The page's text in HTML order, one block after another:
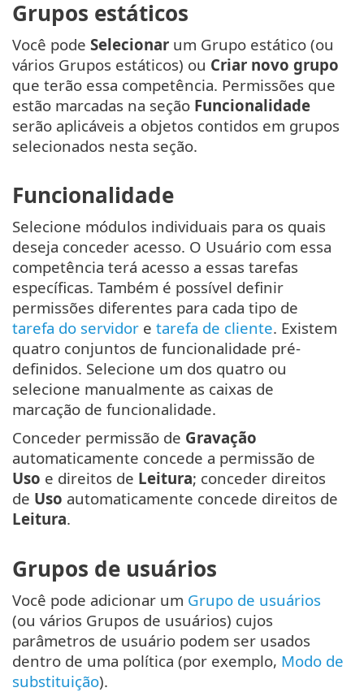
Grupos estáticos
Você pode Selecionar um Grupo estático (ou
vários Grupos estáticos) ou Criar novo grupo
que terão essa competência. Permissões que
estão marcadas na seção Funcionalidade
serão aplicáveis a objetos contidos em grupos
selecionados nesta seção.
Funcionalidade
Selecione módulos individuais para os quais
deseja conceder acesso. O Usuário com essa
competência terá acesso a essas tarefas
específicas. Também é possível definir
permissões diferentes para cada tipo de
tarefa do servidor e tarefa de cliente. Existem
quatro conjuntos de funcionalidade pré-
definidos. Selecione um dos quatro ou
selecione manualmente as caixas de
marcação de funcionalidade.
Conceder permissão de Gravação
automaticamente concede a permissão de
Uso e direitos de Leitura; conceder direitos
de Uso automaticamente concede direitos de
Leitura.
Grupos de usuários
Você pode adicionar um Grupo de usuários
(ou vários Grupos de usuários) cujos
parâmetros de usuário podem ser usados
dentro de uma política (por exemplo, Modo de
substituição).